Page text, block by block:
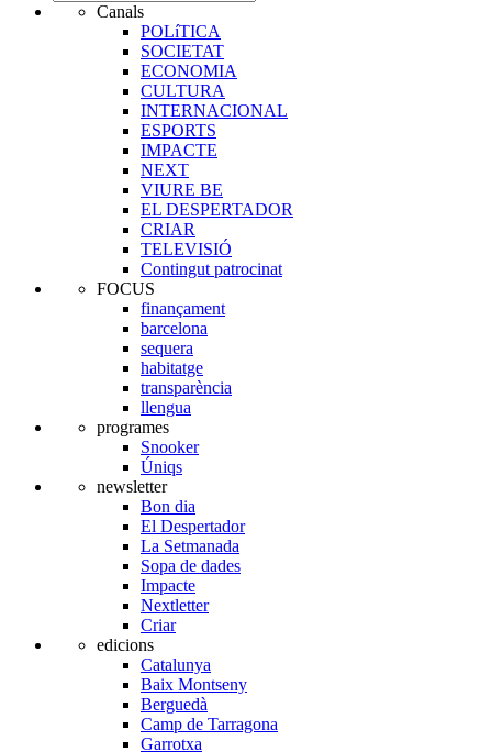
Canals
POLíTICA
SOCIETAT
ECONOMIA
CULTURA
INTERNACIONAL
ESPORTS
IMPACTE
NEXT
VIURE BE
EL DESPERTADOR
CRIAR
TELEVISIÓ
Contingut patrocinat
FOCUS
finançament
barcelona
sequera
habitatge
transparència
llengua
programes
Snooker
Úniqs
newsletter
Bon dia
El Despertador
La Setmanada
Sopa de dades
Impacte
Nextletter
Criar
edicions
Catalunya
Baix Montseny
Berguedà
Camp de Tarragona
Garrotxa